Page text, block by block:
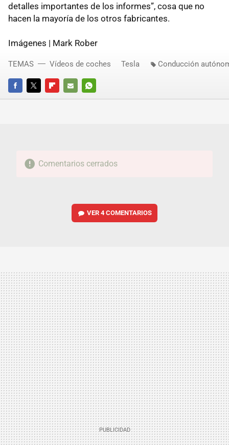
detalles importantes de los informes”, cosa que no
hacen la mayoría de los otros fabricantes.
Imágenes | Mark Rober
FACEBOOKTWITTERFLIPBOARD
E-
WHATSAPP
TEMAS Vídeos de coches Tesla Conducción
Comentarios cerrados
VER4 COMENTARIOS